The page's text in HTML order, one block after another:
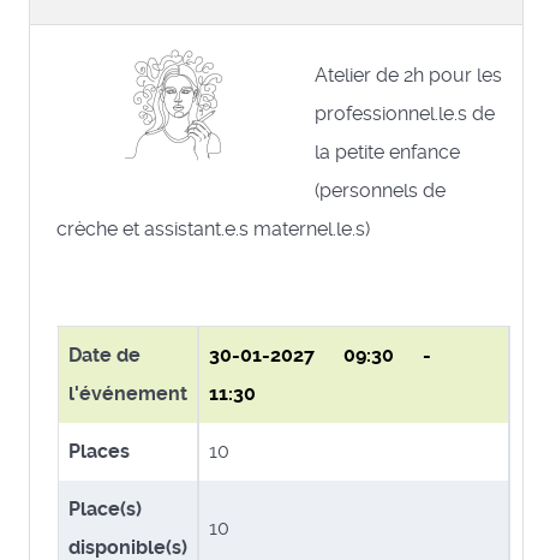
Atelier de 2h pour les
professionnel.le.s de
la petite enfance
(personnels de
crèche et assistant.e.s maternel.le.s)
Date de
l'événement
30-01-2027 09:30 -
11:30
Places 10
Place(s)
disponible(s)
10